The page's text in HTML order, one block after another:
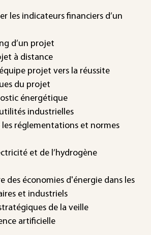
les indicateurs financiers d’un
d’un projet
à distance
projet vers la réussite
du projet
énergétique
industrielles
réglementations et normes
et de l’hydrogène
des économies d'énergie dans les
et industriels
de la veille
artificielle